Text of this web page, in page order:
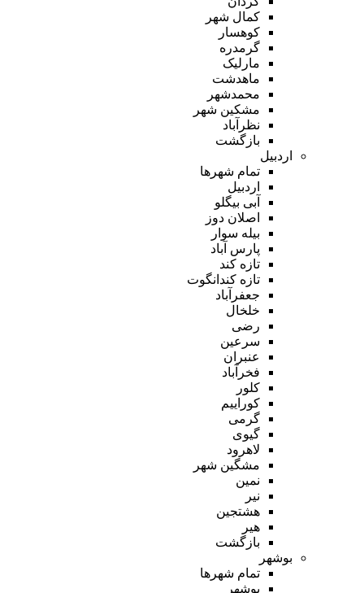
کمال شهر
کوهسار
گرمدره
مارلیک
ماهدشت
محمدشهر
مشکین شهر
نظرآباد
بازگشت
اردبیل
تمام شهر‌ها
اردبیل
آبی بیگلو
اصلان دوز
بیله سوار
پارس آباد
تازه کند
تازه کندانگوت
جعفرآباد
خلخال
رضی
سرعین
عنبران
فخرآباد
کلور
کوراییم
گرمی
گیوی
لاهرود
مشگین شهر
نمین
نیر
هشتجین
هیر
بازگشت
بوشهر
تمام شهر‌ها
بوشهر